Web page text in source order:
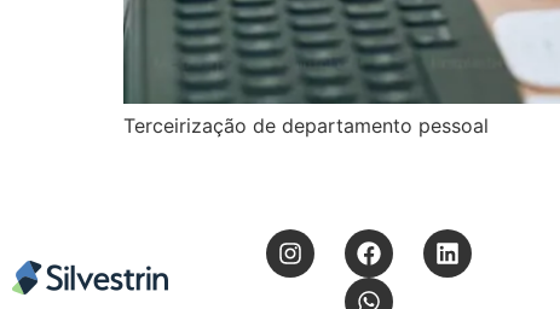
Terceirização de departamento pessoal